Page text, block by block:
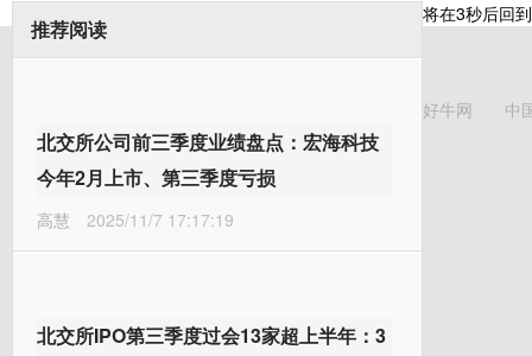
推荐阅读
北交所公司前三季度业绩盘点：宏海科技
今年2月上市、第三季度亏损
高慧 2025/11/7 17:17:19
北交所IPO第三季度过会13家超上半年：3
将在3秒后回
好牛网 中